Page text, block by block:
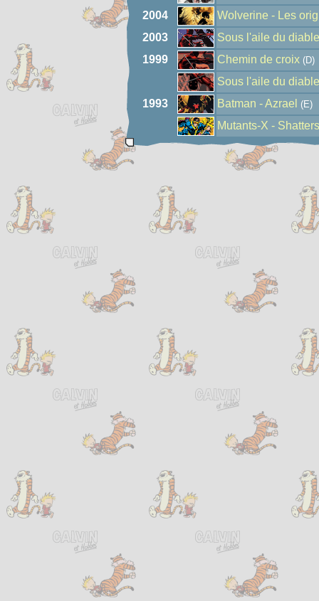
2004
Wolverine - Les
2003
Sous l'aile du diable
1999
Chemin de croix (D)
Sous l'aile du diable
1993
Batman - Azrael (E)
Mutants-X -